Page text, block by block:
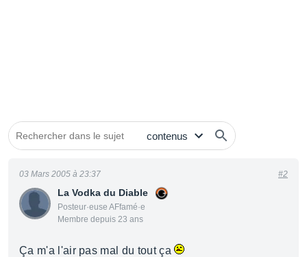
La Vodka du Diable
Posteur·euse AFfamé·e
Membre depuis 23 ans
03 Mars 2005 à 23:37 #2
Ça m'a l'air pas mal du tout ça